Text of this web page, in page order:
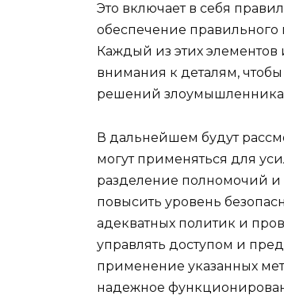
Это включает в себя
обеспечение
Каждый из этих элементов
внимания к деталям,
решений
В дальнейшем будут
могут применяться для
разделение полномочий и
повысить уровень
адекватных политик и
управлять доступом и
применение указанных
надежное